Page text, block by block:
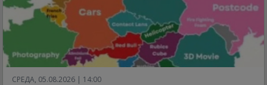
СРЕДА, 05.08.2026 | 14:00